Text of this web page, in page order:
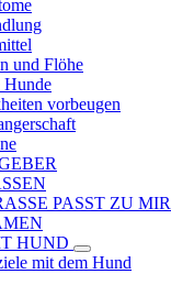
und Flöhe
Hunde
vorbeugen
PASST ZU
HUND
mit dem Hund